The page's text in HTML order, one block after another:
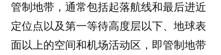
管制地带，通常包括起落航线和最后进近
定位点以及第一等待高度层以下、地球表
面以上的空间和机场活动区，即管制地带